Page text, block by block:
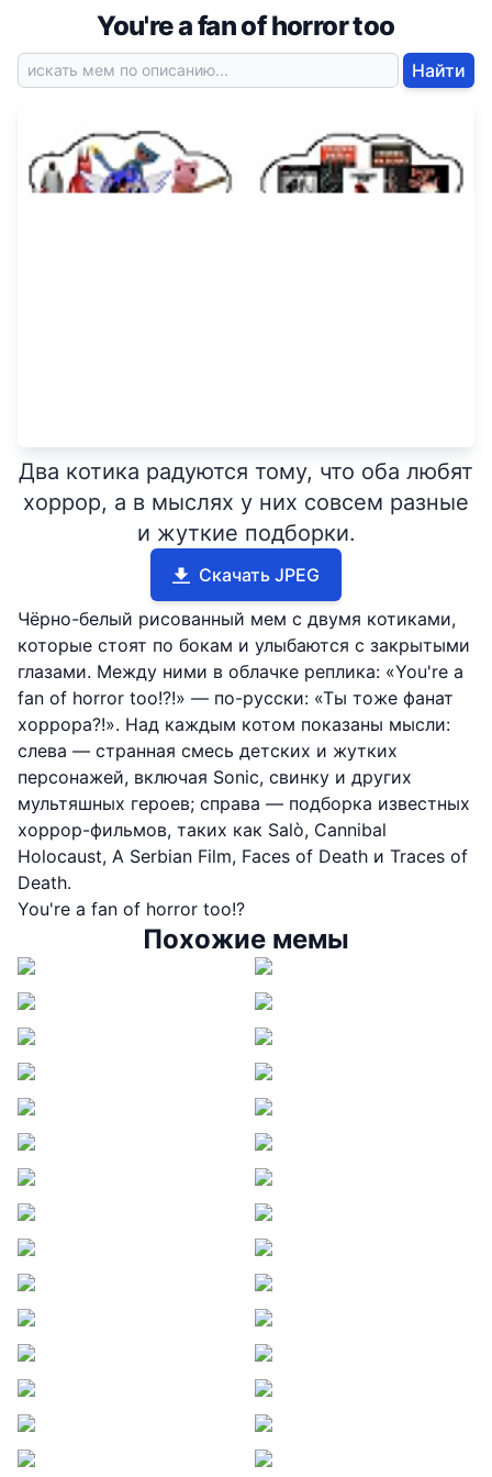
You're a fan of horror too
Найти
Два котика радуются тому, что оба любят
хоррор, а в мыслях у них совсем разные
и жуткие подборки.
Скачать JPEG
Чёрно-белый рисованный мем с двумя котиками,
которые стоят по бокам и улыбаются с закрытыми
глазами. Между ними в облачке реплика: «You're a
fan of horror too!?!» — по-русски: «Ты тоже фанат
хоррора?!». Над каждым котом показаны мысли:
слева — странная смесь детских и жутких
персонажей, включая Sonic, свинку и других
мультяшных героев; справа — подборка известных
хоррор-фильмов, таких как Salò, Cannibal
Holocaust, A Serbian Film, Faces of Death и Traces of
Death.
You're a fan of horror too!?
Похожие мемы